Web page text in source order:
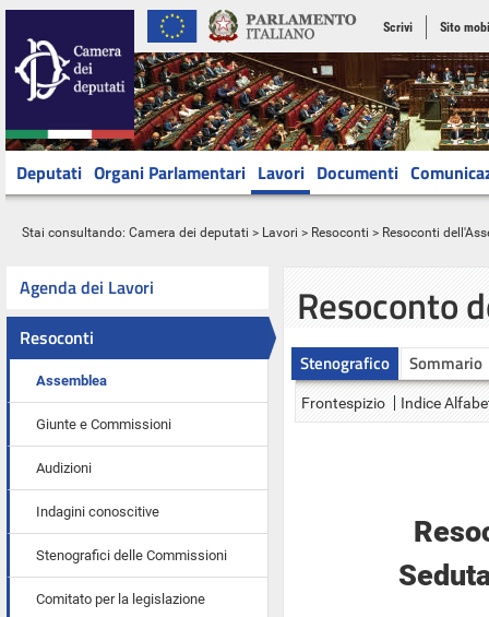
Scrivi Sito
Deputati Organi Parlamentari Lavori Documenti
Stai consultando: Camera dei deputati > Lavori > Resoconti > Resoconti
Agenda dei Lavori
Resoconti
Assemblea
Giunte e Commissioni
Audizioni
Indagini conoscitive
Stenografici delle Commissioni
Comitato per la legislazione
Resoconto
Stenografico Sommario
Frontespizio Indice